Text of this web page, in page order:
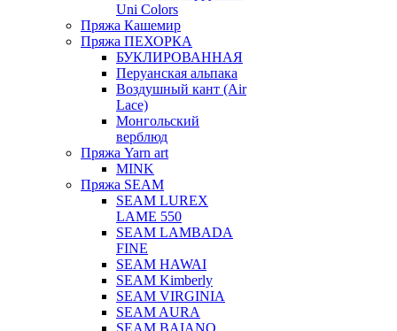
Uni Colors
Пряжа Кашемир
Пряжа ПЕХОРКА
БУКЛИРОВАННАЯ
Перуанская альпака
Воздушный кант (Air
Lace)
Монгольский
верблюд
Пряжа Yarn art
MINK
Пряжа SEAM
SEAM LUREX
LAME 550
SEAM LAMBADA
FINE
SEAM HAWAI
SEAM Kimberly
SEAM VIRGINIA
SEAM AURA
SEAM BAIANO